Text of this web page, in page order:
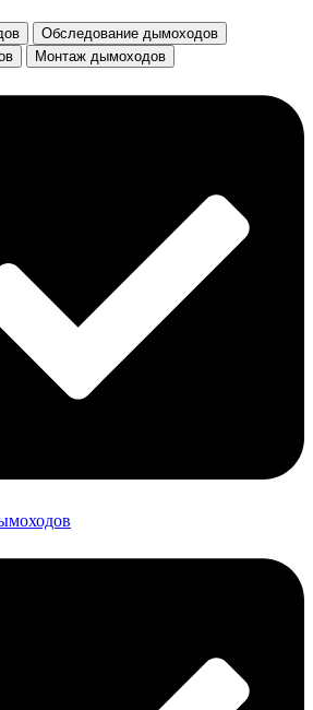
Обследование дымоходов
Монтаж дымоходов